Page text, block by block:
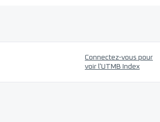
Connectez-vous pour
voir l'UTMB Index